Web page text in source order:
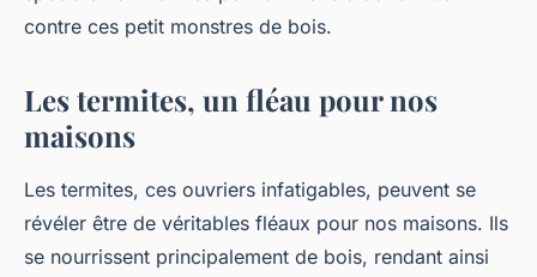
contre ces petit monstres de bois.
Les termites, un fléau pour nos
maisons
Les termites, ces ouvriers infatigables, peuvent se
révéler être de véritables fléaux pour nos maisons. Ils
se nourrissent principalement de bois, rendant ainsi